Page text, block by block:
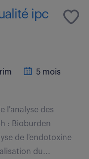
ipc
5 mois
l'analyse des
: Bioburden
de l'endotoxine
du...